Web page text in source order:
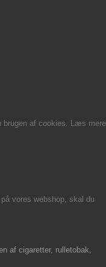
brugen af cookies. Læs mere
vores webshop, skal du
af cigaretter, rulletobak,